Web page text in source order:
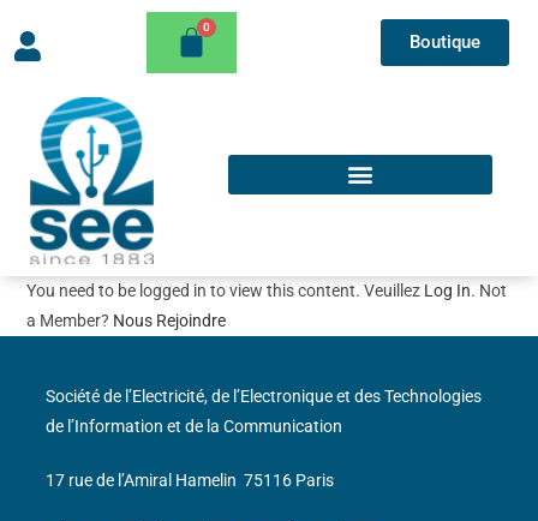
Boutique
You need to be logged in to view this content. Veuillez Log In. Not
a Member? Nous Rejoindre
Société de l’Electricité, de l’Electronique et des Technologies
de l’Information et de la Communication
17 rue de l’Amiral Hamelin 75116 Paris